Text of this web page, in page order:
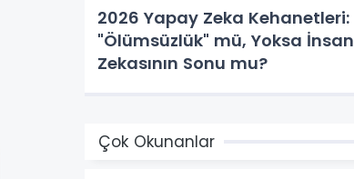
2026 Yapay Zeka Kehanetleri:
"Ölümsüzlük" mü, Yoksa İnsan
Zekasının Sonu mu?
Çok Okunanlar